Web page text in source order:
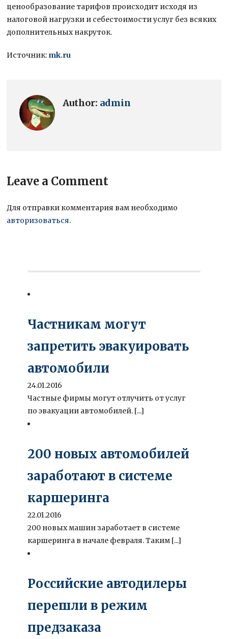
ценообразование тарифов происходит исходя из
налоговой нагрузки и себестоимости услуг без всяких
дополнительных накруток.
Источник: mk.ru
Author: admin
Leave a Comment
Для отправки комментария вам необходимо
авторизоваться.
Частникам могут
запретить эвакуировать
автомобили
24.01.2016
Частные фирмы могут отлучить от услуг
по эвакуации автомобилей. [...]
200 новых автомобилей
заработают в системе
каршеринга
22.01.2016
200 новых машин заработает в системе
каршеринга в начале февраля. Таким [...]
Российские автодилеры
перешли в режим
предзаказа